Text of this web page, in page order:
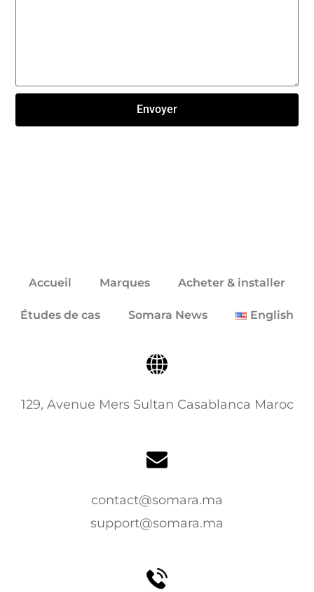
Envoyer
Accueil Marques Acheter & installer
Études de cas Somara News English
129, Avenue Mers Sultan Casablanca Maroc
contact@somara.ma
support@somara.ma